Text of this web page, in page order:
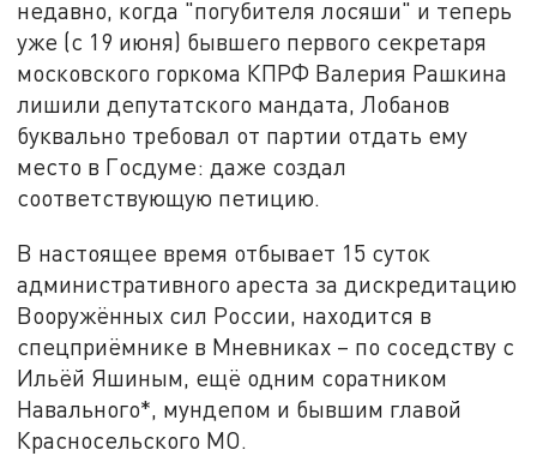
недавно, когда "погубителя лосяши" и теперь
уже (с 19 июня) бывшего первого секретаря
московского горкома КПРФ Валерия Рашкина
лишили депутатского мандата, Лобанов
буквально требовал от партии отдать ему
место в Госдуме: даже создал
соответствующую петицию.
В настоящее время отбывает 15 суток
административного ареста за дискредитацию
Вооружённых сил России, находится в
спецприёмнике в Мневниках – по соседству с
Ильёй Яшиным, ещё одним соратником
Навального*, мундепом и бывшим главой
Красносельского МО.